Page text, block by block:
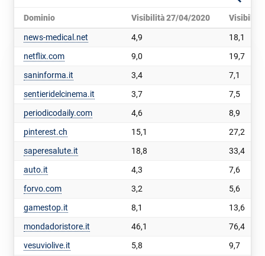
Dominio Visibilità 27/04/2020 Visibilità
news-medical.net 4,9
18,1
netflix.com
9,0
19,7
saninforma.it
3,4
7,1
sentieridelcinema.it
3,7
7,5
periodicodaily.com
4,6
8,9
pinterest.ch
15,1
27,2
saperesalute.it
18,8
33,4
auto.it
4,3
7,6
forvo.com
3,2
5,6
gamestop.it
8,1
13,6
mondadoristore.it
46,1
76,4
vesuviolive.it
5,8
9,7